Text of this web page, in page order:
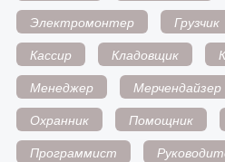
Электромонтер
Грузчик
Кассир
Кладовщик
Менеджер
Мерчендайзер
Охранник
Помощник
Программист